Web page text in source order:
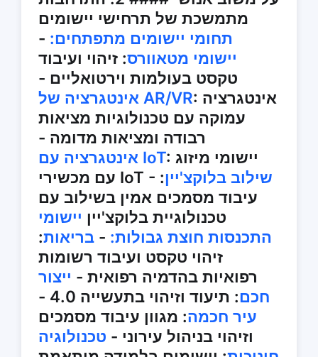
מתמשכת של תרחישי יישומים
תחומי יישומים מתפתחים: -
יישומי מטאוורס: זיהוי ועיבוד
טקסט בעולמות וירטואליים -
אינטגרציה של AR/VR: אינטגרציה
עמוקה עם טכנולוגיות מציאות
רבודה ומציאות מדומה -
אינטגרציה עם IoT: יישומי מיזוג
עם מכשירי IoT - שילוב בלוקצ'יין:
עיבוד מסמכים אמין בשילוב עם
טכנולוגיית בלוקצ'יין יישומי
התכנסות חוצת גבולות: - בריאות:
זיהוי טקסט ועיבוד רשומות
רפואיות בהדמיה רפואית - ייצור
חכם: תיעוד וזיהוי בתעשייה 4.0 -
עיר חכמה: מגוון עיבוד מסמכים
וזיהוי בניהול עירוני - טכנולוגיה